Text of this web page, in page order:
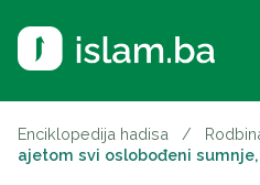
Enciklopedija hadisa /
ajetom svi oslobođeni